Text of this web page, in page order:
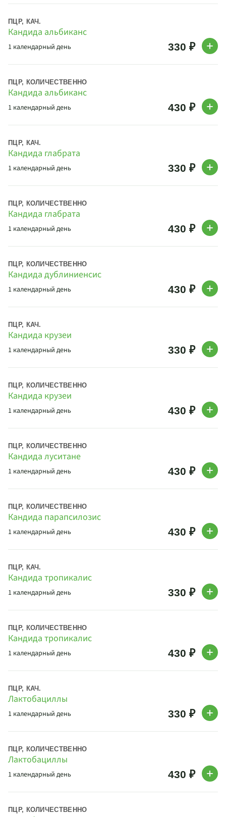
Кандида альбиканс
ПЦР, КАЧ.
1 календарный день 330 ₽
Кандида альбиканс
ПЦР, КОЛИЧЕСТВЕННО
1 календарный день 430 ₽
Кандида глабрата
ПЦР, КАЧ.
1 календарный день 330 ₽
Кандида глабрата
ПЦР, КОЛИЧЕСТВЕННО
1 календарный день 430 ₽
Кандида дублиниенсис
ПЦР, КОЛИЧЕСТВЕННО
1 календарный день 430 ₽
Кандида крузеи
ПЦР, КАЧ.
1 календарный день 330 ₽
Кандида крузеи
ПЦР, КОЛИЧЕСТВЕННО
1 календарный день 430 ₽
Кандида луситане
ПЦР, КОЛИЧЕСТВЕННО
1 календарный день 430 ₽
Кандида парапсилозис
ПЦР, КОЛИЧЕСТВЕННО
1 календарный день 430 ₽
Кандида тропикалис
ПЦР, КАЧ.
1 календарный день 330 ₽
Кандида тропикалис
ПЦР, КОЛИЧЕСТВЕННО
1 календарный день 430 ₽
Лактобациллы
ПЦР, КАЧ.
1 календарный день 330 ₽
Лактобациллы
ПЦР, КОЛИЧЕСТВЕННО
1 календарный день 430 ₽
ПЦР, КОЛИЧЕСТВЕННО